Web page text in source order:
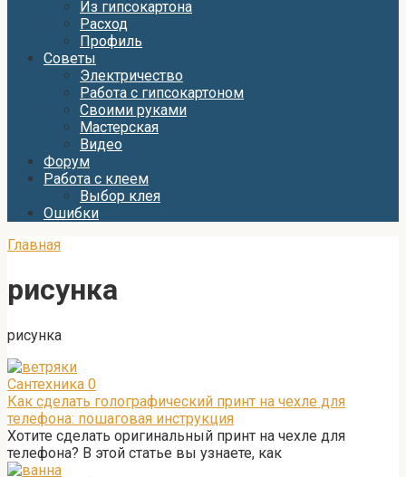
Из гипсокартона
Расход
Профиль
Советы
Электричество
Работа с гипсокартоном
Своими руками
Мастерская
Видео
Форум
Работа с клеем
Выбор клея
Ошибки
Главная
рисунка
рисунка
Сантехника 0
Как сделать голографический принт на чехле для
телефона: пошаговая инструкция
Хотите сделать оригинальный принт на чехле для
телефона? В этой статье вы узнаете, как